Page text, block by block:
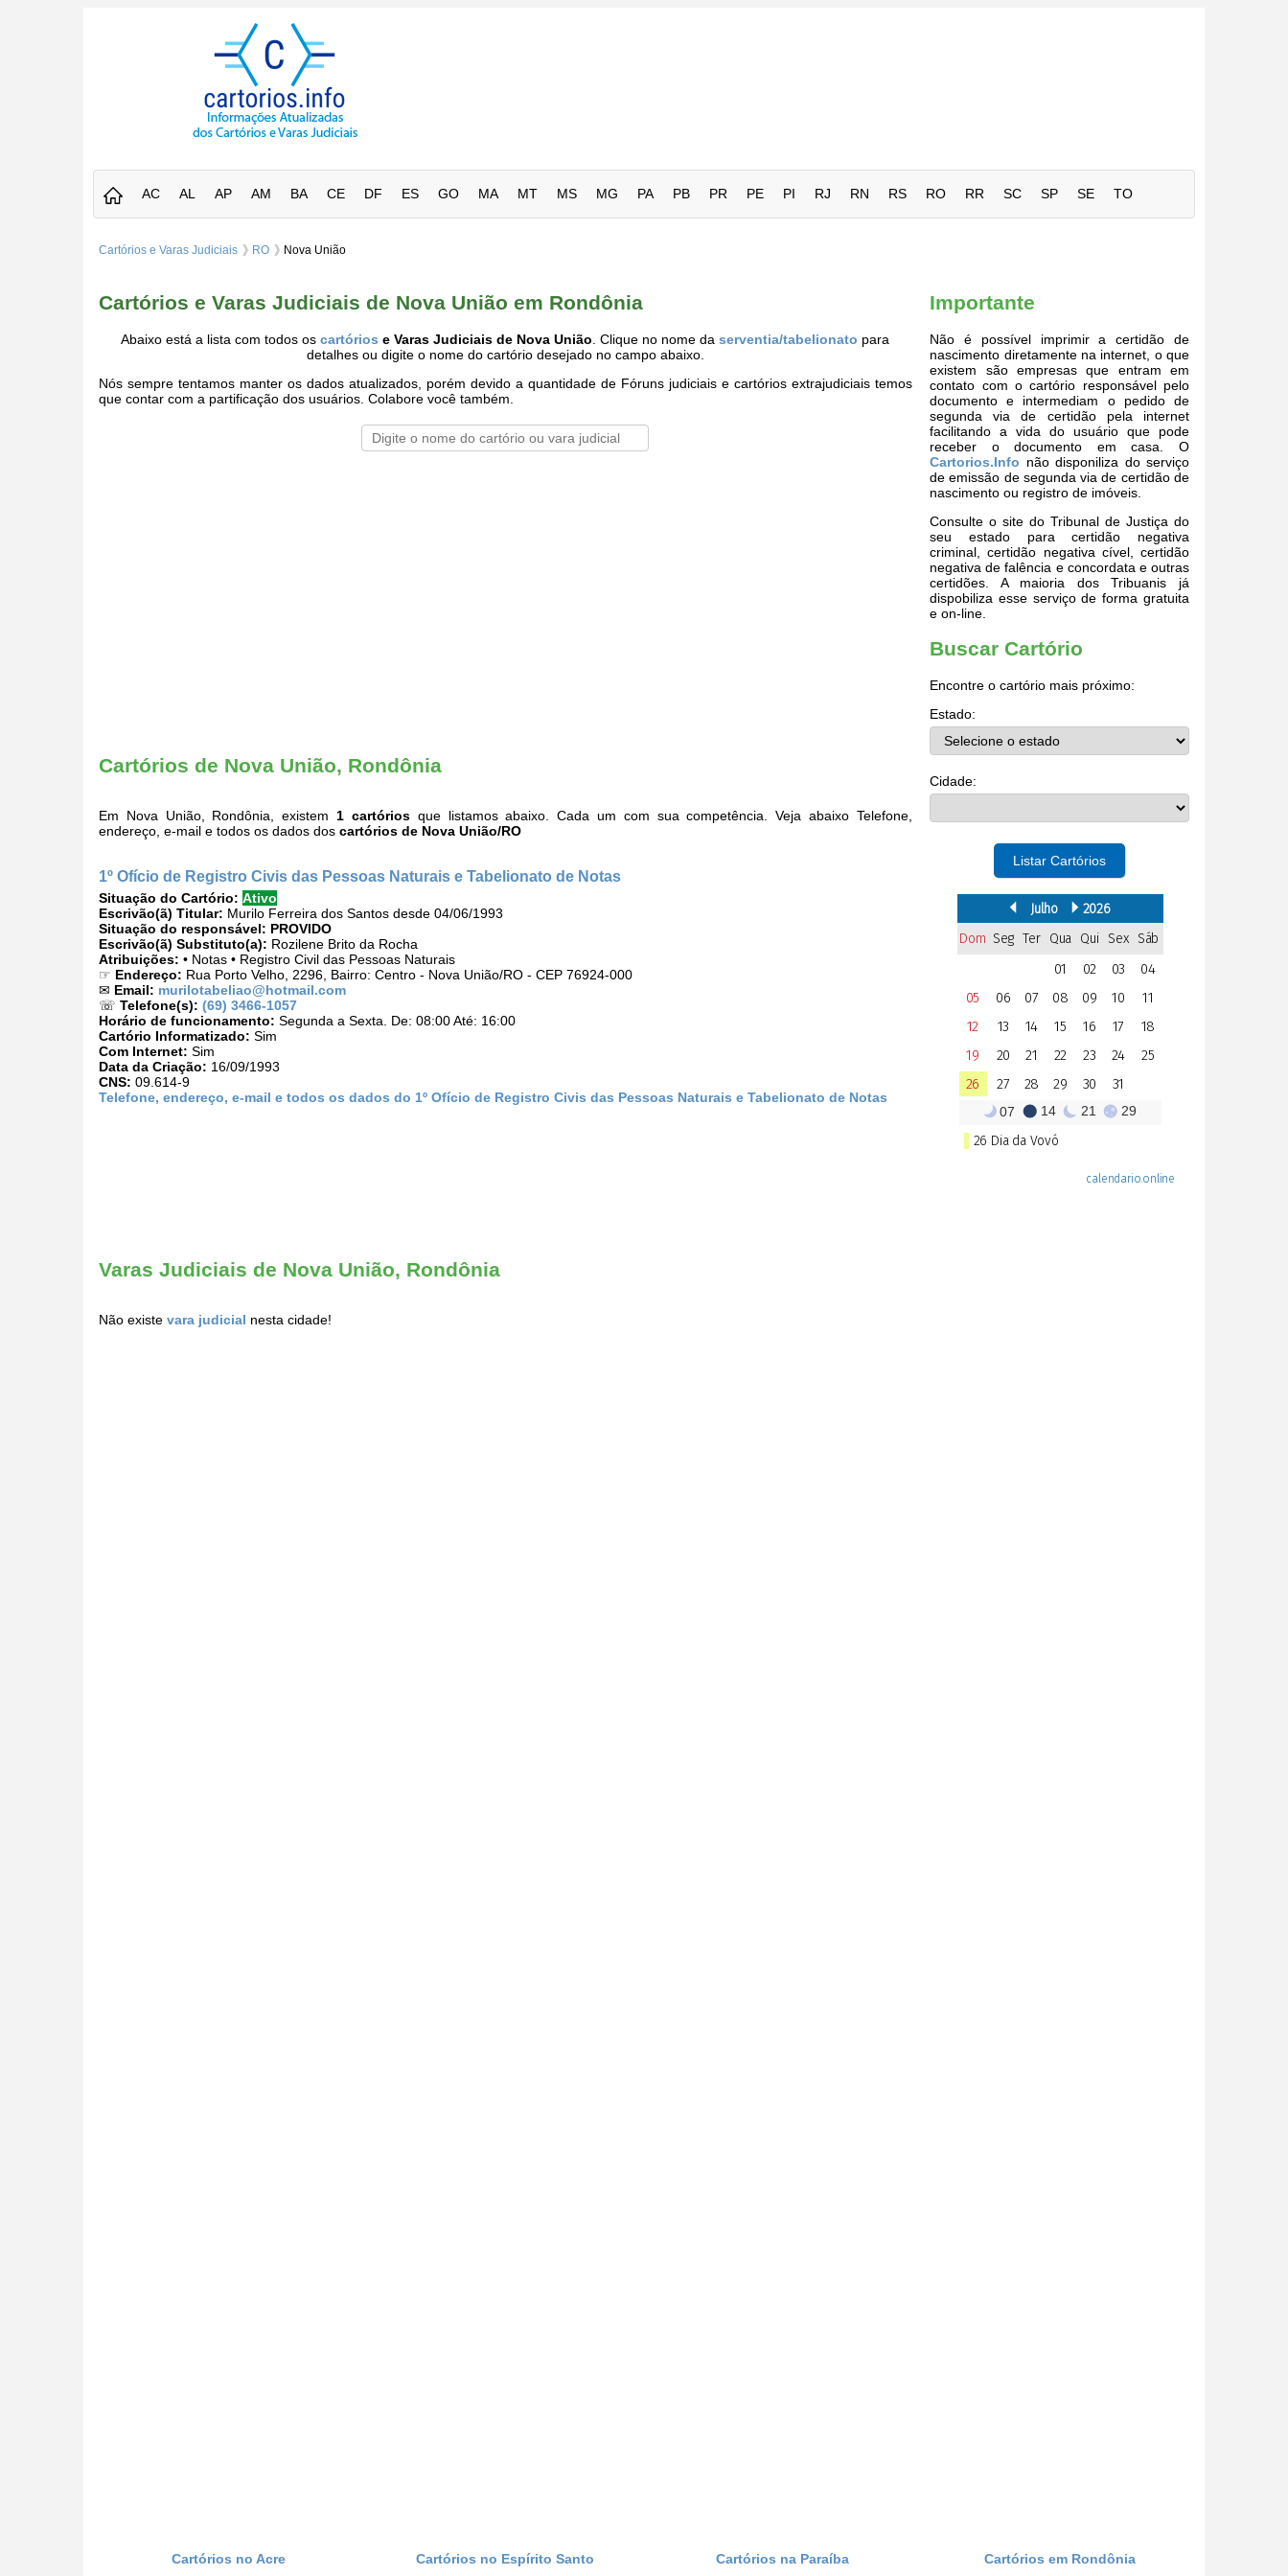
AC AL AP AM BA CE DF ES GO MA MT MS MG PA PB PR PE PI RJ RN RS RO RR SC SP SE TO
Cartórios e Varas Judiciais RO Nova União
Cartórios e Varas Judiciais de Nova União em Rondônia
Abaixo está a lista com todos oscartórios e Varas Judiciais de Nova União . Clique no nome daserventia/tabelionato para
detalhes ou digite o nome do cartório desejado no campo abaixo.
Nós sempre tentamos manter os dados atualizados, porém devido a quantidade de Fóruns judiciais e cartórios extrajudiciais temos
que contar com a partificação dos usuários. Colabore você também.
Cartórios de Nova União, Rondônia
Em Nova União, Rondônia, existem 1 cartóriosque listamos abaixo. Cada um com sua competência. Veja abaixo Telefone,
endereço, e-mail e todos os dados dos cartórios de Nova União/RO
1º Ofício de Registro Civis das Pessoas Naturais e Tabelionato de Notas
Situação do Cartório: Ativo
Escrivão(ã) Titular: Murilo Ferreira dos Santos desde 04/06/1993
Situação do responsável: PROVIDO
Escrivão(ã) Substituto(a): Rozilene Brito da Rocha
Atribuições: • Notas • Registro Civil das Pessoas Naturais
☞ Endereço: Rua Porto Velho, 2296, Bairro: Centro - Nova União/RO - CEP 76924-000
✉ Email: murilotabeliao@hotmail.com
☏ Telefone(s): (69) 3466-1057
Horário de funcionamento: Segunda a Sexta. De: 08:00 Até: 16:00
Cartório Informatizado: Sim
Com Internet: Sim
Data da Criação: 16/09/1993
CNS: 09.614-9
Telefone, endereço, e-mail e todos os dados do 1º Ofício de Registro Civis das Pessoas Naturais e Tabelionato de Notas
Varas Judiciais de Nova União, Rondônia
Não existe vara judicial nesta cidade!
Importante
Não é possível imprimir a certidão de
nascimento diretamente na internet, o que
existem são empresas que entram em
contato com o cartório responsável pelo
documento e intermediam o pedido de
segunda via de certidão pela internet
facilitando a vida do usuário que pode
receber o documento em casa. O
Cartorios.Info não disponiliza do serviço
de emissão de segunda via de certidão de
nascimento ou registro de imóveis.
Consulte o site do Tribunal de Justiça do
seu estado para certidão negativa
criminal, certidão negativa cível, certidão
negativa de falência e concordata e outras
certidões. A maioria dos Tribuanis já
dispobiliza esse serviço de forma gratuita
e on-line.
Buscar Cartório
Encontre o cartório mais próximo:
Estado:
Cidade:
Listar Cartórios
Cartórios no Acre Cartórios no Espírito Santo Cartórios na Paraíba Cartórios em Rondônia